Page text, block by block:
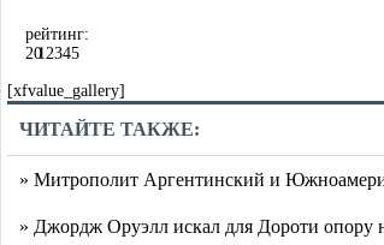
рейтинг:
2012345
[xfvalue_gallery]
ЧИТАЙТЕ ТАКЖЕ:
» Митрополит Аргентинский и
» Джордж Оруэлл искал для Дороти опору